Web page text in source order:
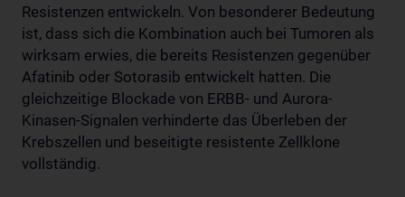
Resistenzen entwickeln. Von besonderer Bedeutung
ist, dass sich die Kombination auch bei Tumoren als
wirksam erwies, die bereits Resistenzen gegenüber
Afatinib oder Sotorasib entwickelt hatten. Die
gleichzeitige Blockade von ERBB- und Aurora-
Kinasen-Signalen verhinderte das Überleben der
Krebszellen und beseitigte resistente Zellklone
vollständig.